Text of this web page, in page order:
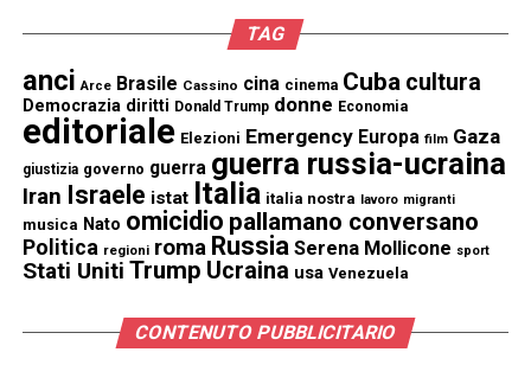
TAG
anci Arce Brasile Cassino cina cinema Cuba cultura
Democrazia diritti Donald Trump donne Economia
editoriale Elezioni Emergency Europa film Gaza
giustizia governo guerra guerra russia-ucraina
Iran Israele istat Italia italia nostra lavoro migranti
musica Nato omicidio pallamano conversano
Politica regioni roma Russia Serena Mollicone sport
Stati Uniti Trump Ucraina usa Venezuela
CONTENUTO PUBBLICITARIO